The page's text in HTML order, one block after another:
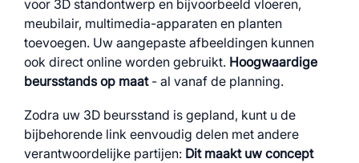
voor 3D standontwerp en bijvoorbeeld vloeren,
meubilair, multimedia-apparaten en planten
toevoegen. Uw aangepaste afbeeldingen kunnen
ook direct online worden gebruikt. Hoogwaardige
beursstands op maat- al vanaf de planning.
Zodra uw 3D beursstand is gepland, kunt u de
bijbehorende link eenvoudig delen met andere
verantwoordelijke partijen: Dit maakt uw concept